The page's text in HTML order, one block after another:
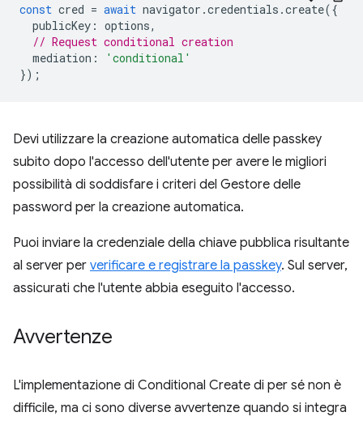
const cred = await navigator .credentials .create({
publicKey : options,
// Request conditional creation
mediation :
'conditional'
});
Devi utilizzare la creazione automatica delle passkey
subito dopo l'accesso dell'utente per avere le migliori
possibilità di soddisfare i criteri del Gestore delle
password per la creazione automatica.
Puoi inviare la credenziale della chiave pubblica risultante
al server per verificare e registrare la passkey. Sul server,
assicurati che l'utente abbia eseguito l'accesso.
Avvertenze
L'implementazione di Conditional Create di per sé non è
difficile, ma ci sono diverse avvertenze quando si integra